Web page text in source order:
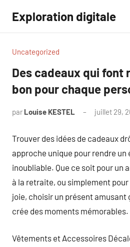
contenu
Exploration digitale
Uncategorized
Des cadeaux qui font
bon pour chaque
par Louise KESTEL juillet 29,
Trouver des idées de cadeaux
approche unique pour rendre un
inoubliable. Que ce soit pour un
à la retraite, ou simplement
joie, choisir un présent
crée des moments mémorables.
Vêtements et Accessoires